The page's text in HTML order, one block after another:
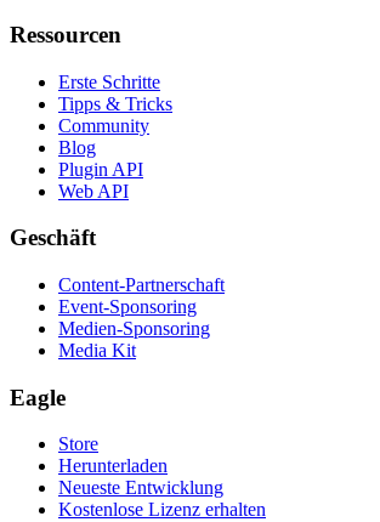
Ressourcen
Erste Schritte
Tipps & Tricks
Community
Blog
Plugin API
Web API
Geschäft
Content-Partnerschaft
Event-Sponsoring
Medien-Sponsoring
Media Kit
Eagle
Store
Herunterladen
Neueste Entwicklung
Kostenlose Lizenz erhalten